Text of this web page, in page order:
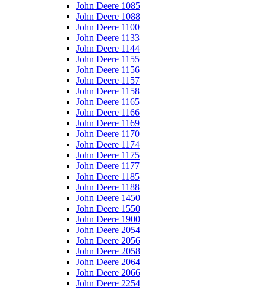
John Deere 1085
John Deere 1088
John Deere 1100
John Deere 1133
John Deere 1144
John Deere 1155
John Deere 1156
John Deere 1157
John Deere 1158
John Deere 1165
John Deere 1166
John Deere 1169
John Deere 1170
John Deere 1174
John Deere 1175
John Deere 1177
John Deere 1185
John Deere 1188
John Deere 1450
John Deere 1550
John Deere 1900
John Deere 2054
John Deere 2056
John Deere 2058
John Deere 2064
John Deere 2066
John Deere 2254